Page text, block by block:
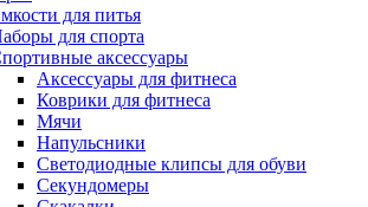
для питья
для спорта
аксессуары
Аксессуары для фитнеса
Коврики для фитнеса
Мячи
Напульсники
Светодиодные клипсы для обуви
Секундомеры